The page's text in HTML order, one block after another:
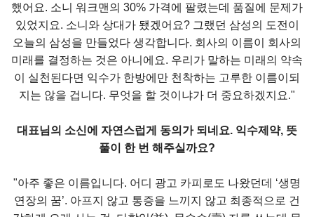
했어요. 소니 워크맨의 30% 가격에 팔렸는데 품질에 문제가
있었지요. 소니와 상대가 됐겠어요? 그랬던 삼성의 도전이
오늘의 삼성을 만들었다 생각합니다. 회사의 이름이 회사의
미래를 결정하는 것은 아니에요. 우리가 말하는 미래의 약속
이 실천된다면 익수가 한방에만 천착하는 고루한 이름이되
지는 않을 겁니다. 무엇을 할 것이냐가 더 중요하겠지요."
대표님의 소신에 자연스럽게 동의가 되네요. 익수제약, 뜻
풀이 한 번 해주실까요?
"아주 좋은 이름입니다. 어디 광고 카피로도 나왔던데 ‘생명
연장의 꿈’. 아프지 않고 통증을 느끼지 않고 최종적으로 건